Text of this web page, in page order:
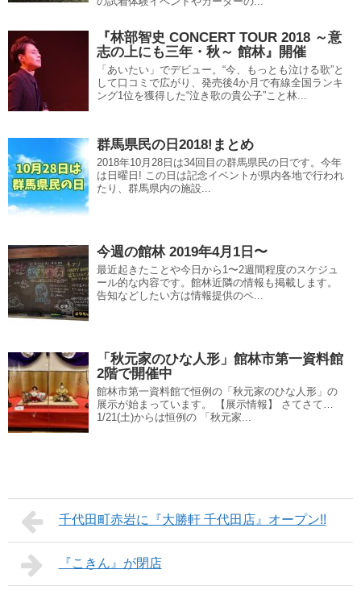
『林部智史 CONCERT TOUR 2018 ～意
志の上にも三年・秋～ 館林』開催
「あいたい」でデビュー。“今、もっとも泣ける歌”と
して口コミで広がり、発売後4か月で有線全国ランキ
ング1位を獲得した“泣き歌の貴公子”こと林...
群馬県民の日2018!まとめ
2018年10月28日は34回目の群馬県民の日です。今年
は日曜日! この日は記念イベントが県内各地で行われ
たり、群馬県内の施設...
今週の館林 2019年4月1日〜
最近起きたことや今日から1〜2週間程度のスケジュ
ール的な内容です。館林近隣の情報も掲載します。
告知などしたい方は情報提供のペ...
「秋元家のひな人形」館林市第一資料館
2階で開催中
館林市第一資料館で恒例の「秋元家のひな人形」の
展示が始まっています。 【展示情報】 さてさて…
1/21(土)からは恒例の 「秋元家...
千代田町赤岩に『大勝軒 千代田店』オープン!!
『こきん』が閉店